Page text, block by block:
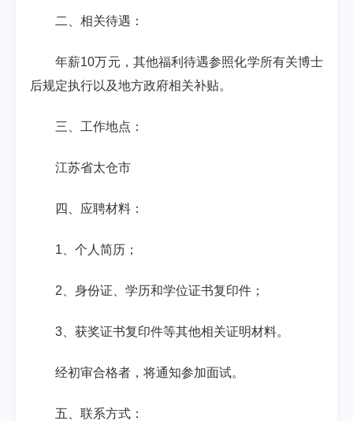
二、相关待遇：
年薪10万元，其他福利待遇参照化学所有关博士
后规定执行以及地方政府相关补贴。
三、工作地点：
江苏省太仓市
四、应聘材料：
1、个人简历；
2、身份证、学历和学位证书复印件；
3、获奖证书复印件等其他相关证明材料。
经初审合格者，将通知参加面试。
五、联系方式：